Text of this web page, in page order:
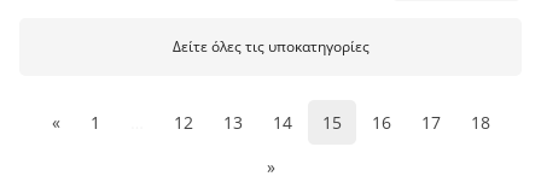
Δείτε όλες τις υποκατηγορίες
«
Προηγούμενη σελίδα
1 12 13 14 15
(current)
16 17
18
»
Επόμενη σελίδα